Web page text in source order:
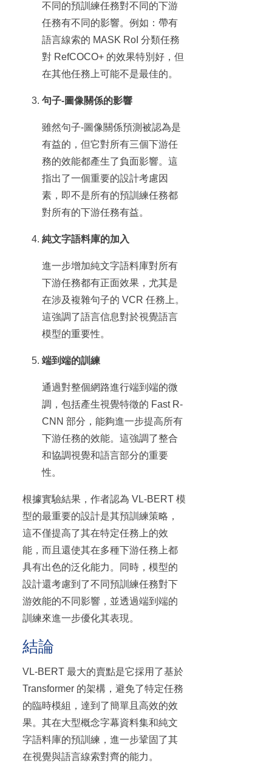
不同的預訓練任務對不同的下游
任務有不同的影響。例如：帶有
語言線索的 MASK RoI 分類任務
對 RefCOCO+ 的效果特別好，但
在其他任務上可能不是最佳的。
句子-圖像關係的影響
雖然句子-圖像關係預測被認為是
有益的，但它對所有三個下游任
務的效能都產生了負面影響。這
指出了一個重要的設計考慮因
素，即不是所有的預訓練任務都
對所有的下游任務有益。
純文字語料庫的加入
進一步增加純文字語料庫對所有
下游任務都有正面效果，尤其是
在涉及複雜句子的 VCR 任務上。
這強調了語言信息對於視覺語言
模型的重要性。
端到端的訓練
通過對整個網路進行端到端的微
調，包括產生視覺特徵的 Fast R-
CNN 部分，能夠進一步提高所有
下游任務的效能。這強調了整合
和協調視覺和語言部分的重要
性。
根據實驗結果，作者認為 VL-BERT 模
型的最重要的設計是其預訓練策略，
這不僅提高了其在特定任務上的效
能，而且還使其在多種下游任務上都
具有出色的泛化能力。同時，模型的
設計還考慮到了不同預訓練任務對下
游效能的不同影響，並透過端到端的
訓練來進一步優化其表現。
結論
VL-BERT 最大的賣點是它採用了基於
Transformer 的架構，避免了特定任務
的臨時模組，達到了簡單且高效的效
果。其在大型概念字幕資料集和純文
字語料庫的預訓練，進一步鞏固了其
在視覺與語言線索對齊的能力。